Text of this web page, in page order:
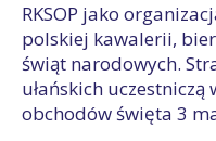
RKSOP jako
polskiej kawalerii,
świąt narodowych.
ułańskich
obchodów święta 3